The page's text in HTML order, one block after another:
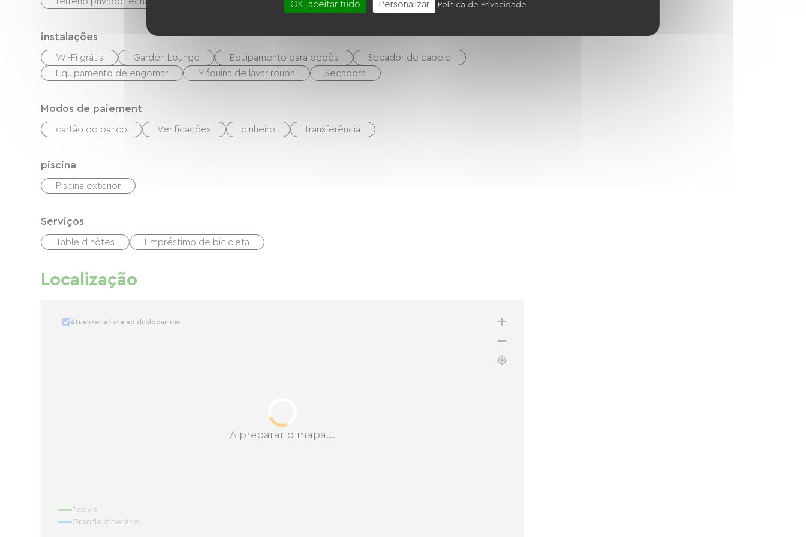
instalações
Wi-Fi grátis Garden Lounge Equipamento para bebês
Secador de cabelo
Equipamento de engomar
Máquina de lavar roupa Secadora
Modos de paiement
cartão do banco Verificações dinheiro transferência
piscina
Piscina exterior
Serviços
Table d'hôtes Empréstimo de bicicleta
Localização
A preparar o mapa...
Atualizar a lista ao deslocar-me
Ecovia
Grande itinerário
OK, aceitar tudo Personalizar Política de Privacidade